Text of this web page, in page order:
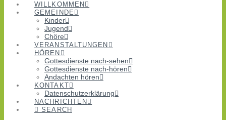
WILLKOMMEN
GEMEINDE
Kinder
Jugend
Chöre
VERANSTALTUNGEN
HÖREN
Gottesdienste nach-sehen
Gottesdienste nach-hören
Andachten hören
KONTAKT
Datenschutzerklärung
NACHRICHTEN
SEARCH